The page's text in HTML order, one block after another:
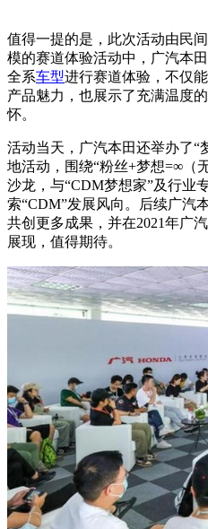
值得一提的是，此次活动由民
模的赛道体验活动中，广汽本
全系车型进行赛道体验，不仅
产品魅力，也展示了充满温度
怀。
活动当天，广汽本田还举办了“
地活动，围绕“粉丝+梦想=∞（
沙龙，与“CDM梦想家”及行业
索“CDM”发展风向。后续广汽
共创更多成果，并在2021年广
展现，值得期待。